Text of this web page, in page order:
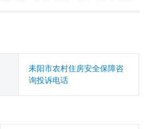
耒阳市农村住房安全保障咨
询投诉电话